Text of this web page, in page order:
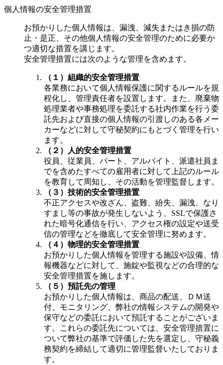
個人情報の安全管理措置
お預かりした個人情報は、漏洩、減失またはき損の防
止・是正、その他個人情報の安全管理のために必要か
つ適切な措置を講じます。
安全管理措置には次のような管理を含めます。
（１）組織的安全管理措置
各業務において個人情報保護に関するルールを規
程化し、管理責任者を設置します。また、廃棄物
処理業者や事務処理を委託する社内作業を行う委
託先および直接の個人情報の引渡しのある各メー
カーなどに対して守秘契約にもとづく管理を行い
ます。
（２）人的安全管理措置
役員、従業員、パート、アルバイト、派遣社員ま
でを含めたすべての雇用者に対して上記のルール
を教育して周知し、その活動を管理監督します。
（３）技術的安全管理措置
不正アクセスや改ざん、盗難、紛失、漏洩、なり
すまし等の事故が発生しないよう、SSLで保護さ
れた暗号化通信を行い、アクセス権の設定や送受
信の管理などを徹底して安全管理に努めます。
（４）物理的安全管理措置
お預かりした個人情報を管理する施設や設備、情
報機器などに対して、施錠や監視などの合理的な
安全管理措置を施します。
（５）預託先の管理
お預かりした個人情報は、商品の配送、ＤＭ送
付、モニタリング、弊社の情報システムの開発や
保守などの委託において預託することがございま
す。これらの委託先については、安全管理措置に
ついて弊社の基準で評価した先を選定し、守秘義
務契約を締結して適切に管理監督いたしておりま
す。